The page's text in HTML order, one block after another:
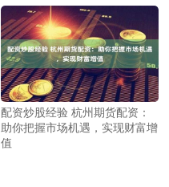
配资炒股经验 杭州期货配资：
助你把握市场机遇，实现财富增
值